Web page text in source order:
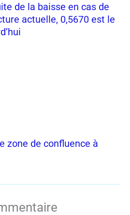
de la baisse en cas de
actuelle, 0,5670 est le
zone de confluence à